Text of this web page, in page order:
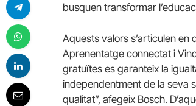
busquen transformar
Aquests valors s’articulen en
Aprenentatge connectat i
gratuïtes es garanteix la
independentment de la seva
qualitat”, afegeix Bosch.